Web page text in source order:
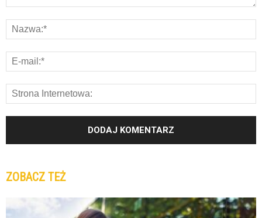
ZOBACZ TEŻ